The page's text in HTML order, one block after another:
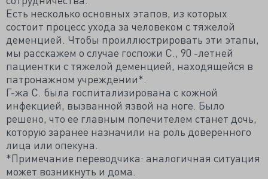
Есть несколько основных этапов, из которых
состоит процесс ухода за человеком с тяжелой
деменцией. Чтобы проиллюстрировать эти этапы,
мы расскажем о случае госпожи С., 90 -летней
пациентки с тяжелой деменцией, находящейся в
патронажном учреждении*.
Г-жа С. была госпитализирована с кожной
инфекцией, вызванной язвой на ноге. Было
решено, что ее главным попечителем станет дочь,
которую заранее назначили на роль доверенного
лица или опекуна.
*Примечание переводчика: аналогичная ситуация
может возникнуть и дома.